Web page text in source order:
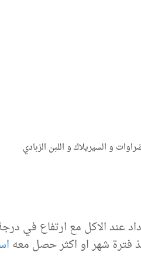
و السيريلاك و اللبن الزبادي
فترة شهر او اكثر حصل معه